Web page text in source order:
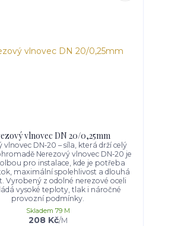
vlnovec DN 20/0,25mm
vlnovec DN‑20 – síla, která drží celý
Nerezový vlnovec DN‑20 je
pro instalace, kde je potřeba
maximální spolehlivost a dlouhá
Vyrobený z odolné nerezové oceli
vysoké teploty, tlak i náročné
provozní podmínky.
208 Kč/M
Skladem 79 M